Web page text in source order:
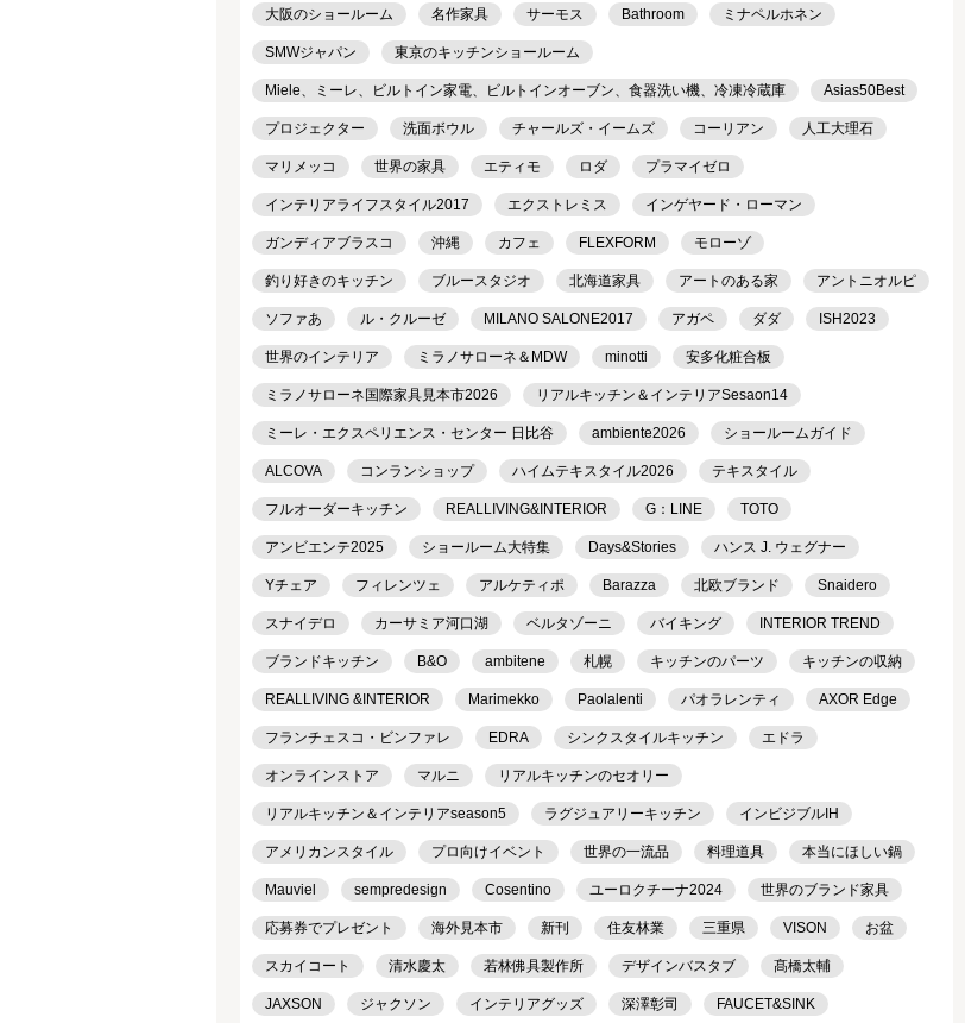
大阪のショールーム 名作家具 サーモス Bathroom ミナペルホネン
SMWジャパン 東京のキッチンショールーム
Miele、ミーレ、ビルトイン家電、ビルトインオーブン、食器洗い機、冷凍冷蔵庫 Asias50Best
プロジェクター 洗面ボウル チャールズ・イームズ コーリアン 人工大理石
マリメッコ 世界の家具 エティモ ロダ プラマイゼロ
インテリアライフスタイル2017 エクストレミス インゲヤード・ローマン
ガンディアブラスコ 沖縄 カフェ FLEXFORM モローゾ
釣り好きのキッチン ブルースタジオ 北海道家具 アートのある家 アントニオルピ
ソファあ ル・クルーゼ MILANO SALONE2017 アガペ ダダ ISH2023
世界のインテリア ミラノサローネ＆MDW minotti 安多化粧合板
ミラノサローネ国際家具見本市2026 リアルキッチン＆インテリアSesaon14
ミーレ・エクスペリエンス・センター 日比谷 ambiente2026 ショールームガイド
ALCOVA コンランショップ ハイムテキスタイル2026 テキスタイル
フルオーダーキッチン REALLIVING&INTERIOR G：LINE TOTO
アンビエンテ2025 ショールーム大特集 Days&Stories ハンス J. ウェグナー
Yチェア フィレンツェ アルケティポ Barazza 北欧ブランド Snaidero
スナイデロ カーサミア河口湖 ベルタゾーニ バイキング INTERIOR TREND
ブランドキッチン B&O ambitene 札幌 キッチンのパーツ キッチンの収納
REALLIVING &INTERIOR Marimekko Paolalenti パオラレンティ AXOR Edge
フランチェスコ・ビンファレ EDRA シンクスタイルキッチン エドラ
オンラインストア マルニ リアルキッチンのセオリー
リアルキッチン＆インテリアseason5 ラグジュアリーキッチン インビジブルIH
アメリカンスタイル プロ向けイベント 世界の一流品 料理道具 本当にほしい鍋
Mauviel sempredesign Cosentino ユーロクチーナ2024 世界のブランド家具
応募券でプレゼント 海外見本市 新刊 住友林業 三重県 VISON お盆
スカイコート 清水慶太 若林佛具製作所 デザインバスタブ 髙橋太輔
JAXSON ジャクソン インテリアグッズ 深澤彰司 FAUCET&SINK